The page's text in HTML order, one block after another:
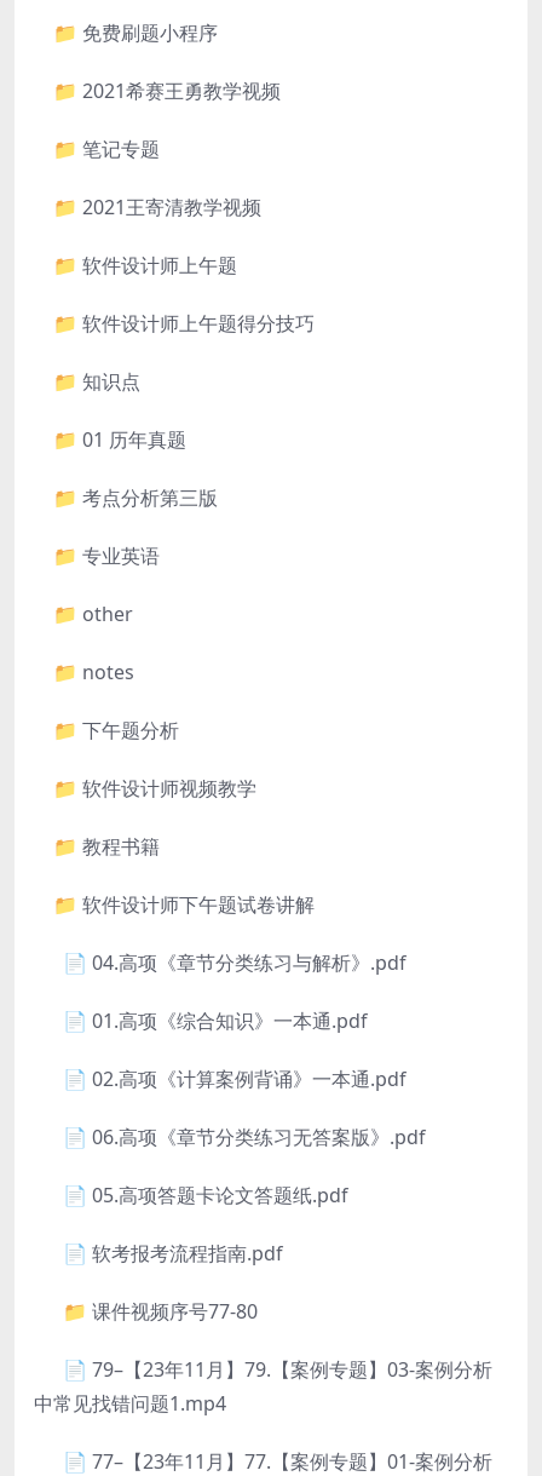
📁 免费刷题小程序
📁 2021希赛王勇教学视频
📁 笔记专题
📁 2021王寄清教学视频
📁 软件设计师上午题
📁 软件设计师上午题得分技巧
📁 知识点
📁 01 历年真题
📁 考点分析第三版
📁 专业英语
📁 other
📁 notes
📁 下午题分析
📁 软件设计师视频教学
📁 教程书籍
📁 软件设计师下午题试卷讲解
📄 04.高项《章节分类练习与解析》.pdf
📄 01.高项《综合知识》一本通.pdf
📄 02.高项《计算案例背诵》一本通.pdf
📄 06.高项《章节分类练习无答案版》.pdf
📄 05.高项答题卡论文答题纸.pdf
📄 软考报考流程指南.pdf
📁 课件视频序号77-80
📄 79–【23年11月】79.【案例专题】03-案例分析
中常见找错问题1.mp4
📄 77–【23年11月】77.【案例专题】01-案例分析